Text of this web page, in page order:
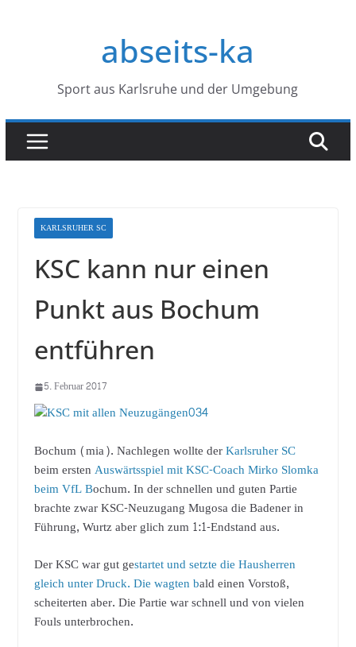
abseits-ka
Sport aus Karlsruhe und der Umgebung
KARLSRUHER SC
KSC kann nur einen
Punkt aus Bochum
entführen
5. Februar 2017
Bochum (mia). Nachlegen wollte derKarlsruher SC
beim erstenAuswärtsspiel mit KSC-Coach Mirko Slomka
beim VfL Bochum. In der schnellen und guten Partie
brachte zwar KSC-Neuzugang Mugosa die Badener in
Führung, Wurtz aber glich zum 1:1-Endstand aus.
Der KSC war gut gestartet und setzte die Hausherren
gleich unter Druck. Die wagten bald einen Vorstoß,
scheiterten aber. Die Partie war schnell und von vielen
Fouls unterbrochen.